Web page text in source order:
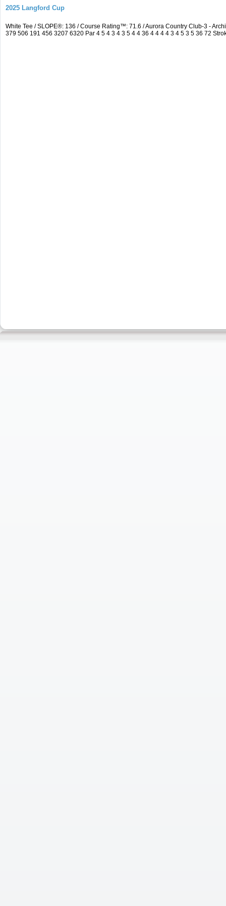
2025 Langford Cup
White Tee / SLOPE®: 136 / Course Rating™: 71.6 / Aurora Country Club-3 -
379 506 191 456 3207 6320 Par 4 5 4 3 4 3 5 4 4 36 4 4 4 4 3 4 5 3 5 36 72